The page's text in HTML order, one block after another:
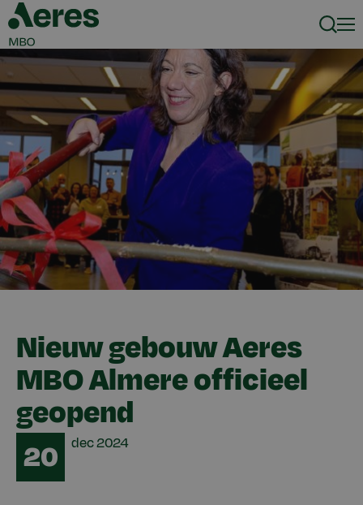
Nieuw gebouw Aeres
MBO Almere officieel
geopend
20 dec2024